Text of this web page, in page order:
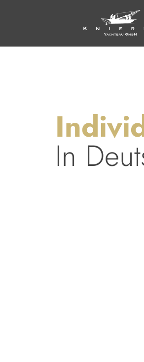
In